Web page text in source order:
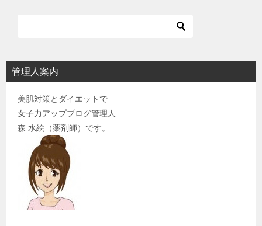
管理人案内
美肌対策とダイエットで
女子力アップブログ管理人
森 水絵（薬剤師）です。